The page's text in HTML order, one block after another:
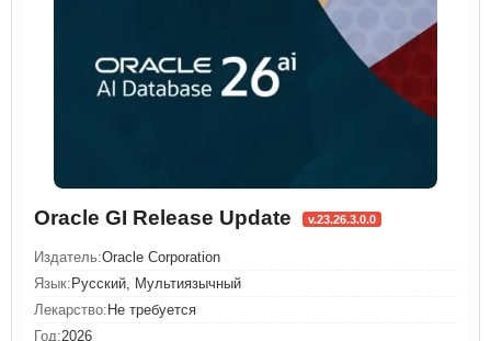
Oracle GI Release Update v.23.26.3.0.0
Издатель:Oracle Corporation
Язык: Русский, Мультиязычный
Лекарство: Не требуется
Год:2026